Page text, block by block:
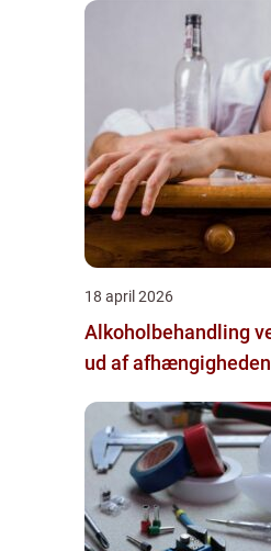
18 april 2026
Alkoholbehandling vejen
ud af afhængigheden